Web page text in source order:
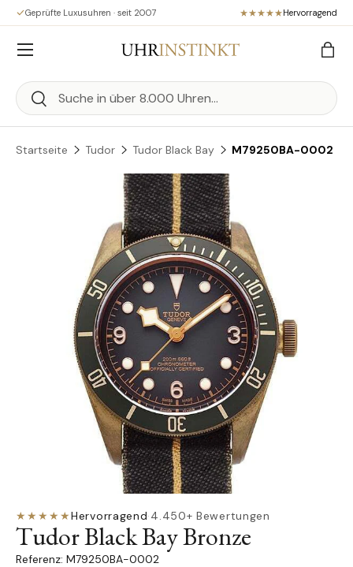
Direkt zum Inhalt
Geprüfte Luxusuhren · seit 2007 Hervorragend
Suchen
Suchen
Menü
Startseite Tudor Tudor Black Bay M79250BA-0002
Zu Produktinformationen springen
★★★★★Hervorragend·4.450+ Bewertungen
Tudor Black Bay Bronze
M79250BA-0002